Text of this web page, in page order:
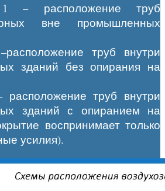
расположение труб
вне промышленных
труб внутри
зданий без опирания на
труб внутри
зданий с опиранием на
воспринимает только
усилия).